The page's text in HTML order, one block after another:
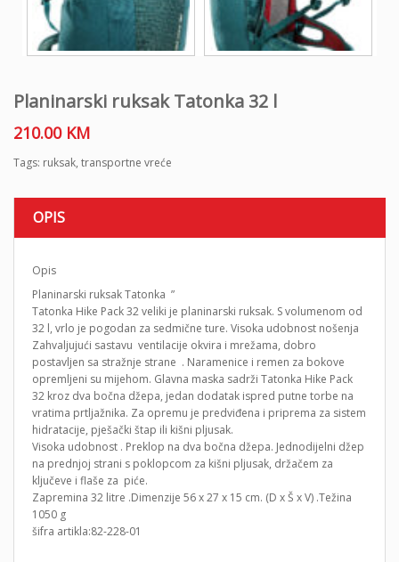
Planinarski ruksak Tatonka 32 l
210.00 KM
Tags: ruksak, transportne vreće
OPIS
Opis
Planinarski ruksak Tatonka ​​”
Tatonka Hike Pack 32 veliki je planinarski ruksak. S volumenom od
32 l, vrlo je pogodan za sedmične ture. Visoka udobnost nošenja
Zahvaljujući sastavu ventilacije okvira i mrežama, dobro
postavljen sa stražnje strane . Naramenice i remen za bokove
opremljeni su mijehom. Glavna maska ​​sadrži Tatonka Hike Pack
32 kroz dva bočna džepa, jedan dodatak ispred putne torbe na
vratima prtljažnika. Za opremu je predviđena i priprema za sistem
hidratacije, pješački štap ili kišni pljusak.
Visoka udobnost . Preklop na dva bočna džepa. Jednodijelni džep
na prednjoj strani s poklopcom za kišni pljusak, držačem za
ključeve i flaše za piće.
Zapremina 32 litre .Dimenzije 56 x 27 x 15 cm. (D x Š x V) .Težina
1050 g
šifra artikla:82-228-01